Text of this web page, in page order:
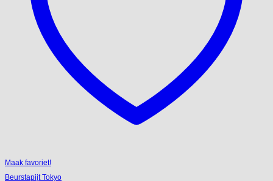
Maak favoriet!
Beurstapijt Tokyo